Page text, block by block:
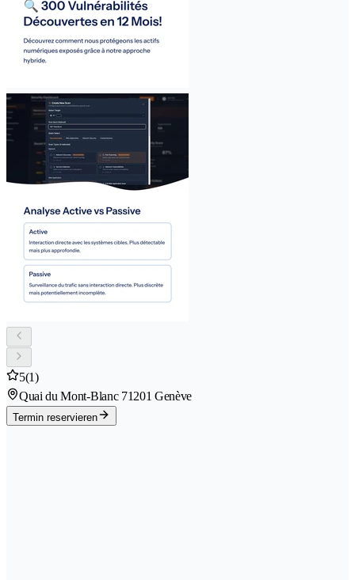
5(1)
Quai du Mont-Blanc 71201 Genève
Termin reservieren